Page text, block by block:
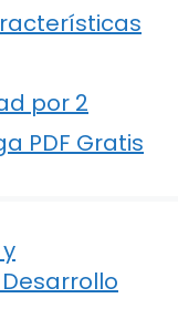
por 2
PDF Gratis